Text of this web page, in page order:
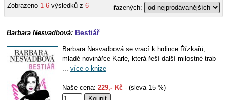
Zobrazeno 1-6 výsledků z 6 řazených:
Barbara Nesvadbová: Bestiář
Barbara Nesvadbová se vrací k hrdince Řízkařů,
mladé novinářce Karle, která řeší další milostné trab
... více o knize
Naše cena: 229,- Kč - (sleva 15 %)